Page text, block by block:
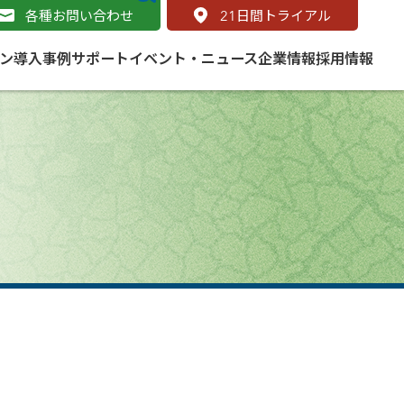
ビス
Cloud Service
のマネージドサービス
ング プラットフォーム
路
トモビリティ
導入事例 サポート
はじめよう
理情報システム）とは
解説
学ぼう ArcGIS
ルサイト
イベント・ニュース企業情報採用情報
各種お問い合わせ 21 日間トライアル